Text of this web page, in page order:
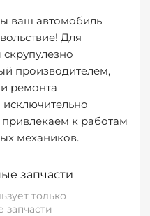
ваш автомобиль
Для
производителем,
ремонта
к работам
механиков.
запчасти
только
запчасти